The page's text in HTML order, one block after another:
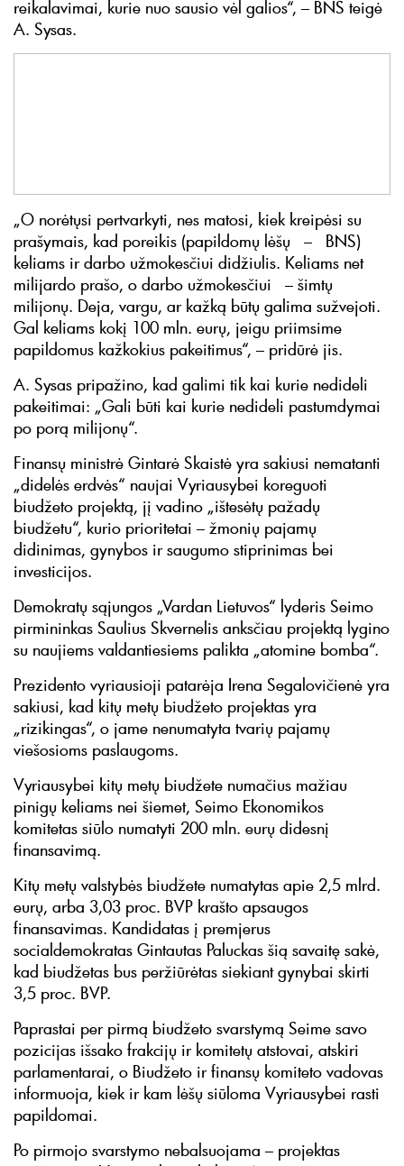
reikalavimai, kurie nuo sausio vėl galios“, – BNS teigė
A. Sysas.
„O norėtųsi pertvarkyti, nes matosi, kiek kreipėsi su
prašymais, kad poreikis (papildomų lėšų – BNS)
keliams ir darbo užmokesčiui didžiulis. Keliams net
milijardo prašo, o darbo užmokesčiui – šimtų
milijonų. Deja, vargu, ar kažką būtų galima sužvejoti.
Gal keliams kokį 100 mln. eurų, jeigu priimsime
papildomus kažkokius pakeitimus“, – pridūrė jis.
A. Sysas pripažino, kad galimi tik kai kurie nedideli
pakeitimai: „Gali būti kai kurie nedideli pastumdymai
po porą milijonų“.
Finansų ministrė Gintarė Skaistė yra sakiusi nematanti
„didelės erdvės“ naujai Vyriausybei koreguoti
biudžeto projektą, jį vadino „ištesėtų pažadų
biudžetu“, kurio prioritetai – žmonių pajamų
didinimas, gynybos ir saugumo stiprinimas bei
investicijos.
Demokratų sąjungos „Vardan Lietuvos“ lyderis Seimo
pirmininkas Saulius Skvernelis anksčiau projektą lygino
su naujiems valdantiesiems palikta „atomine bomba“.
Prezidento vyriausioji patarėja Irena Segalovičienė yra
sakiusi, kad kitų metų biudžeto projektas yra
„rizikingas“, o jame nenumatyta tvarių pajamų
viešosioms paslaugoms.
Vyriausybei kitų metų biudžete numačius mažiau
pinigų keliams nei šiemet, Seimo Ekonomikos
komitetas siūlo numatyti 200 mln. eurų didesnį
finansavimą.
Kitų metų valstybės biudžete numatytas apie 2,5 mlrd.
eurų, arba 3,03 proc. BVP krašto apsaugos
finansavimas. Kandidatas į premjerus
socialdemokratas Gintautas Paluckas šią savaitę sakė,
kad biudžetas bus peržiūrėtas siekiant gynybai skirti
3,5 proc. BVP.
Paprastai per pirmą biudžeto svarstymą Seime savo
pozicijas išsako frakcijų ir komitetų atstovai, atskiri
parlamentarai, o Biudžeto ir finansų komiteto vadovas
informuoja, kiek ir kam lėšų siūloma Vyriausybei rasti
papildomai.
Po pirmojo svarstymo nebalsuojama – projektas